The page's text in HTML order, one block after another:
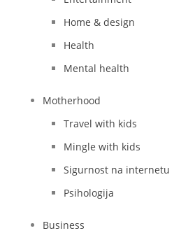
Home & design
Health
Mental health
Motherhood
Travel with kids
Mingle with kids
Sigurnost na internetu
Psihologija
Business